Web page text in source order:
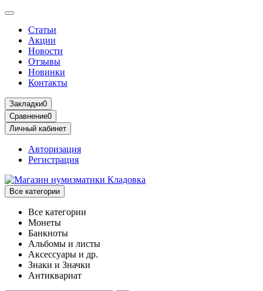
Статьи
Акции
Новости
Отзывы
Новинки
Контакты
Закладки0
Сравнение0
Личный кабинет
Авторизация
Регистрация
Все категории
Все категории
Монеты
Банкноты
Альбомы и листы
Аксессуары и др.
Знаки и Значки
Антиквариат